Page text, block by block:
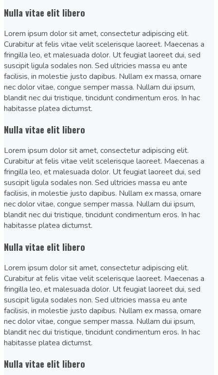
Nulla vitae elit libero
Lorem ipsum dolor sit amet, consectetur adipiscing elit.
Curabitur at felis vitae velit scelerisque laoreet. Maecenas a
fringilla leo, et malesuada dolor. Ut feugiat laoreet dui, sed
suscipit ligula sodales non. Sed ultricies massa eu ante
facilisis, in molestie justo dapibus. Nullam ex massa, ornare
nec dolor vitae, congue semper massa. Nullam dui ipsum,
blandit nec dui tristique, tincidunt condimentum eros. In hac
habitasse platea dictumst.
Nulla vitae elit libero
Lorem ipsum dolor sit amet, consectetur adipiscing elit.
Curabitur at felis vitae velit scelerisque laoreet. Maecenas a
fringilla leo, et malesuada dolor. Ut feugiat laoreet dui, sed
suscipit ligula sodales non. Sed ultricies massa eu ante
facilisis, in molestie justo dapibus. Nullam ex massa, ornare
nec dolor vitae, congue semper massa. Nullam dui ipsum,
blandit nec dui tristique, tincidunt condimentum eros. In hac
habitasse platea dictumst.
Nulla vitae elit libero
Lorem ipsum dolor sit amet, consectetur adipiscing elit.
Curabitur at felis vitae velit scelerisque laoreet. Maecenas a
fringilla leo, et malesuada dolor. Ut feugiat laoreet dui, sed
suscipit ligula sodales non. Sed ultricies massa eu ante
facilisis, in molestie justo dapibus. Nullam ex massa, ornare
nec dolor vitae, congue semper massa. Nullam dui ipsum,
blandit nec dui tristique, tincidunt condimentum eros. In hac
habitasse platea dictumst.
Nulla vitae elit libero